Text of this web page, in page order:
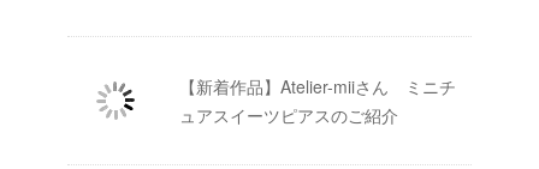
【新着作品】Atelier-miiさん ミニチ
ュアスイーツピアスのご紹介